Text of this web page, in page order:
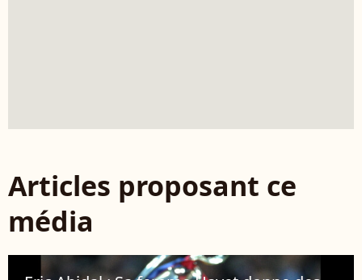
Articles proposant ce
média